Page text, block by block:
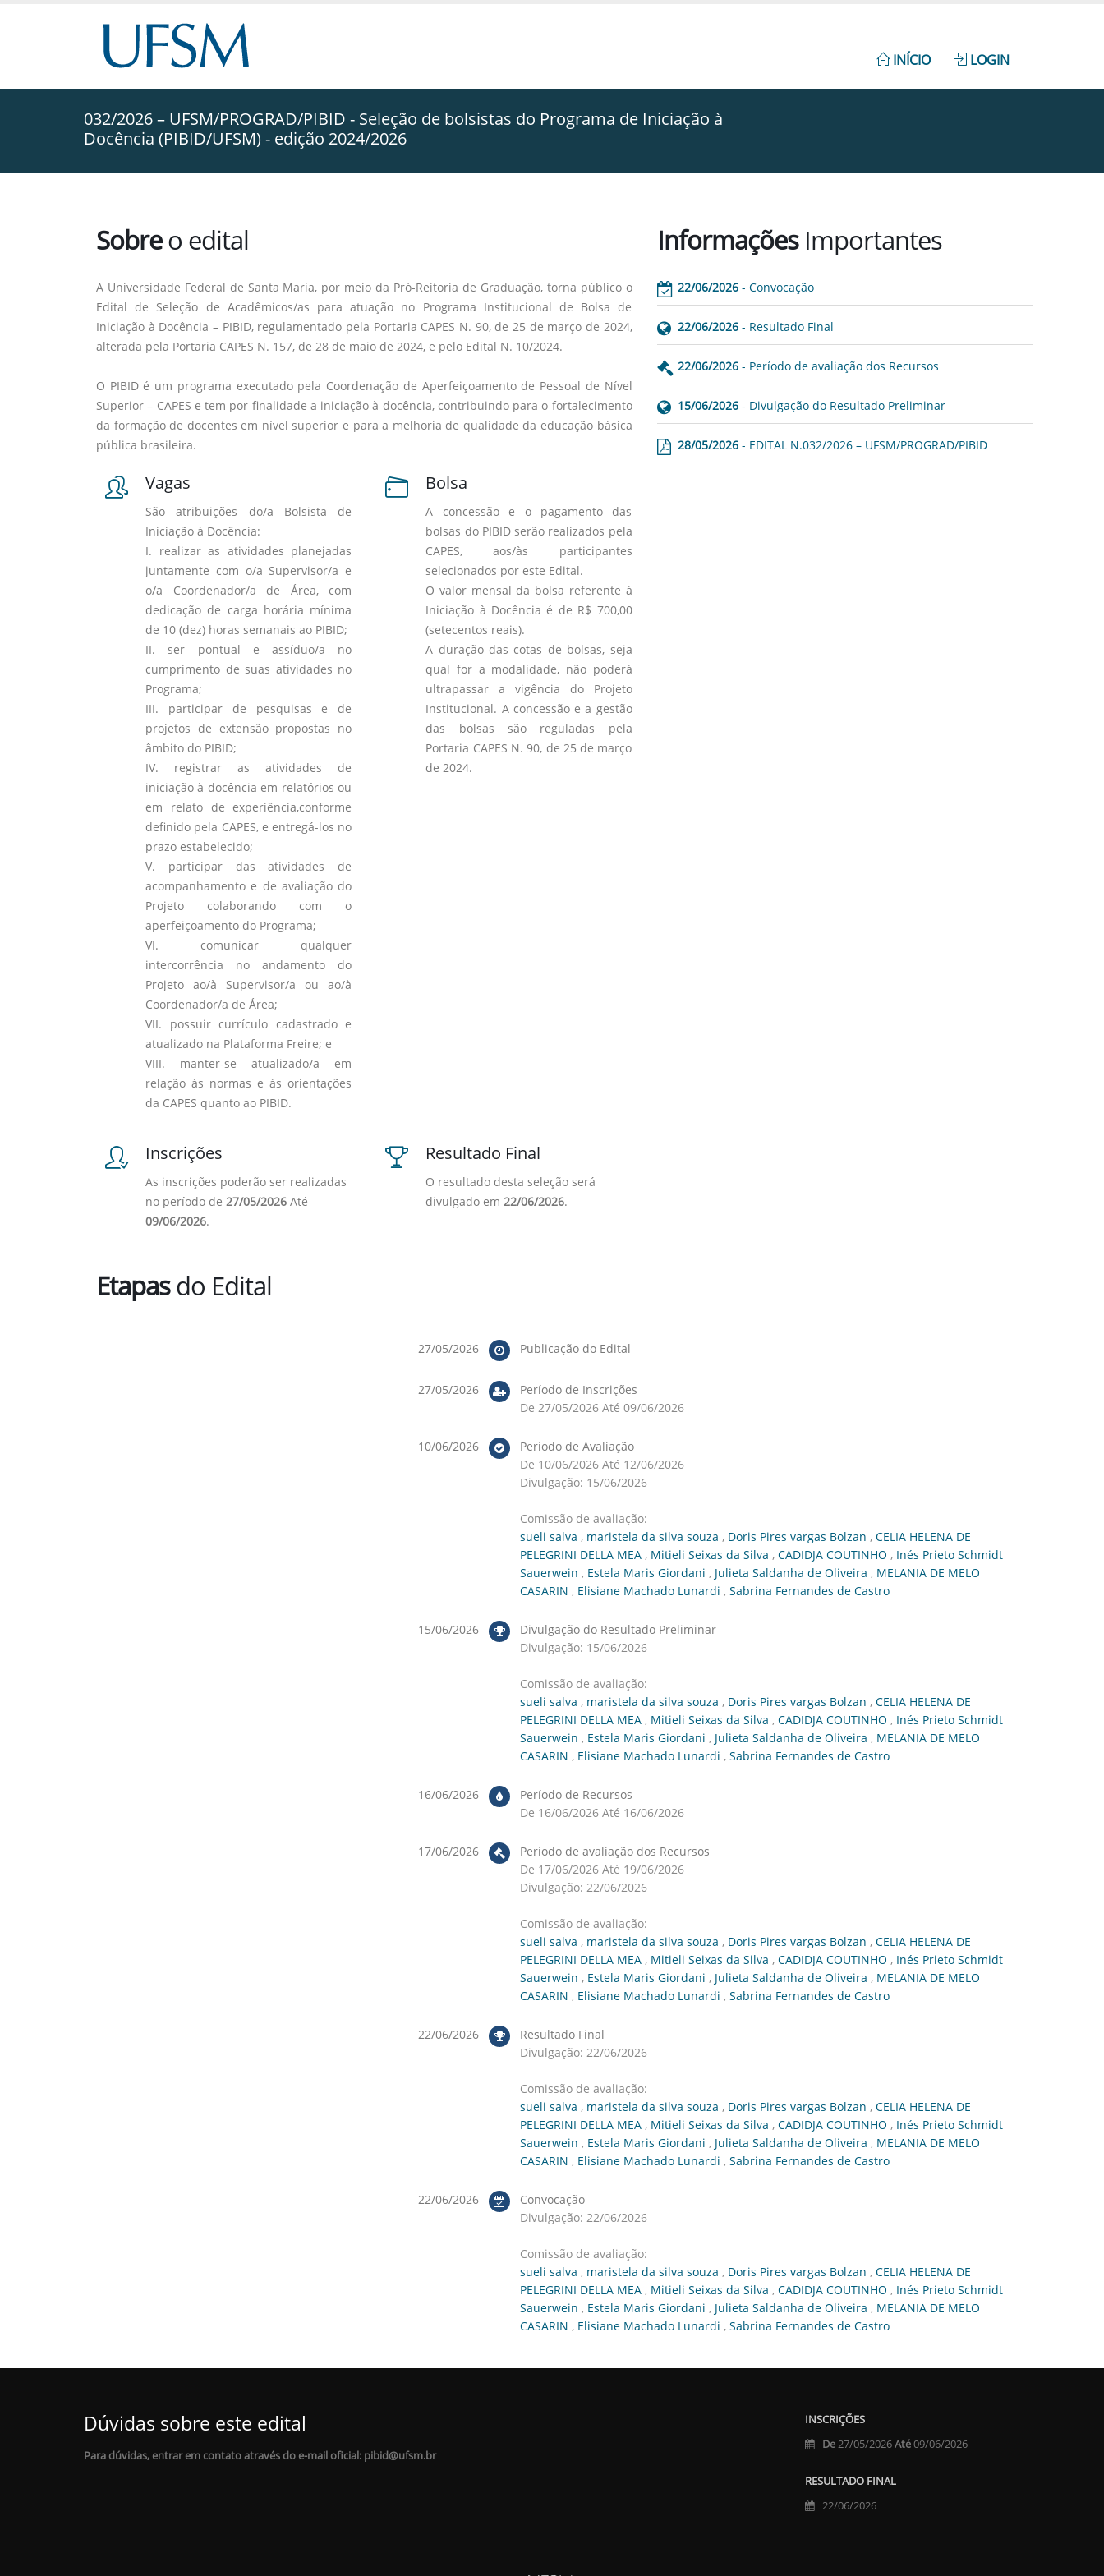
INÍCIO LOGIN
032/2026 – UFSM/PROGRAD/PIBID - Seleção de bolsistas do Programa de Iniciação à
Docência (PIBID/UFSM) - edição 2024/2026
Sobreo edital
A Universidade Federal de Santa Maria, por meio da Pró-Reitoria de Graduação, torna público o
Edital de Seleção de Acadêmicos/as para atuação no Programa Institucional de Bolsa de
Iniciação à Docência – PIBID, regulamentado pela Portaria CAPES N. 90, de 25 de março de 2024,
alterada pela Portaria CAPES N. 157, de 28 de maio de 2024, e pelo Edital N. 10/2024.
O PIBID é um programa executado pela Coordenação de Aperfeiçoamento de Pessoal de Nível
Superior – CAPES e tem por finalidade a iniciação à docência, contribuindo para o fortalecimento
da formação de docentes em nível superior e para a melhoria de qualidade da educação básica
pública brasileira.
Vagas
São atribuições do/a Bolsista de
Iniciação à Docência:
I. realizar as atividades planejadas
juntamente com o/a Supervisor/a e
o/a Coordenador/a de Área, com
dedicação de carga horária mínima
de 10 (dez) horas semanais ao PIBID;
II. ser pontual e assíduo/a no
cumprimento de suas atividades no
Programa;
III. participar de pesquisas e de
projetos de extensão propostas no
âmbito do PIBID;
IV. registrar as atividades de
iniciação à docência em relatórios ou
em relato de experiência,conforme
definido pela CAPES, e entregá-los no
prazo estabelecido;
V. participar das atividades de
acompanhamento e de avaliação do
Projeto colaborando com o
aperfeiçoamento do Programa;
VI. comunicar qualquer
intercorrência no andamento do
Projeto ao/à Supervisor/a ou ao/à
Coordenador/a de Área;
VII. possuir currículo cadastrado e
atualizado na Plataforma Freire; e
VIII. manter-se atualizado/a em
relação às normas e às orientações
da CAPES quanto ao PIBID.
Bolsa
A concessão e o pagamento das
bolsas do PIBID serão realizados pela
CAPES, aos/às participantes
selecionados por este Edital.
O valor mensal da bolsa referente à
Iniciação à Docência é de R$ 700,00
(setecentos reais).
A duração das cotas de bolsas, seja
qual for a modalidade, não poderá
ultrapassar a vigência do Projeto
Institucional. A concessão e a gestão
das bolsas são reguladas pela
Portaria CAPES N. 90, de 25 de março
de 2024.
Inscrições
As inscrições poderão ser realizadas
no período de 27/05/2026 Até
09/06/2026.
Resultado Final
O resultado desta seleção será
divulgado em22/06/2026.
InformaçõesImportantes
22/06/2026- Convocação
22/06/2026- Resultado Final
22/06/2026- Período de avaliação dos Recursos
15/06/2026- Divulgação do Resultado Preliminar
28/05/2026- EDITAL N.032/2026 – UFSM/PROGRAD/PIBID
Etapasdo Edital
27/05/2026 Publicação do Edital
27/05/2026
Período de Inscrições
De 27/05/2026 Até 09/06/2026
10/06/2026
Período de Avaliação
De 10/06/2026 Até 12/06/2026
Divulgação: 15/06/2026
Comissão de avaliação:
sueli salva , maristela da silva souza , Doris Pires vargas Bolzan , CELIA HELENA DE
PELEGRINI DELLA MEA , Mitieli Seixas da Silva , CADIDJA COUTINHO , Inés Prieto Schmidt
Sauerwein , Estela Maris Giordani , Julieta Saldanha de Oliveira , MELANIA DE MELO
CASARIN , Elisiane Machado Lunardi , Sabrina Fernandes de Castro
15/06/2026
Divulgação do Resultado Preliminar
Divulgação: 15/06/2026
Comissão de avaliação:
sueli salva , maristela da silva souza , Doris Pires vargas Bolzan , CELIA HELENA DE
PELEGRINI DELLA MEA , Mitieli Seixas da Silva , CADIDJA COUTINHO , Inés Prieto Schmidt
Sauerwein , Estela Maris Giordani , Julieta Saldanha de Oliveira , MELANIA DE MELO
CASARIN , Elisiane Machado Lunardi , Sabrina Fernandes de Castro
16/06/2026
Período de Recursos
De 16/06/2026 Até 16/06/2026
17/06/2026
Período de avaliação dos Recursos
De 17/06/2026 Até 19/06/2026
Divulgação: 22/06/2026
Comissão de avaliação:
sueli salva , maristela da silva souza , Doris Pires vargas Bolzan , CELIA HELENA DE
PELEGRINI DELLA MEA , Mitieli Seixas da Silva , CADIDJA COUTINHO , Inés Prieto Schmidt
Sauerwein , Estela Maris Giordani , Julieta Saldanha de Oliveira , MELANIA DE MELO
CASARIN , Elisiane Machado Lunardi , Sabrina Fernandes de Castro
22/06/2026
Resultado Final
Divulgação: 22/06/2026
Comissão de avaliação:
sueli salva , maristela da silva souza , Doris Pires vargas Bolzan , CELIA HELENA DE
PELEGRINI DELLA MEA , Mitieli Seixas da Silva , CADIDJA COUTINHO , Inés Prieto Schmidt
Sauerwein , Estela Maris Giordani , Julieta Saldanha de Oliveira , MELANIA DE MELO
CASARIN , Elisiane Machado Lunardi , Sabrina Fernandes de Castro
22/06/2026
Convocação
Divulgação: 22/06/2026
Comissão de avaliação:
sueli salva , maristela da silva souza , Doris Pires vargas Bolzan , CELIA HELENA DE
PELEGRINI DELLA MEA , Mitieli Seixas da Silva , CADIDJA COUTINHO , Inés Prieto Schmidt
Sauerwein , Estela Maris Giordani , Julieta Saldanha de Oliveira , MELANIA DE MELO
CASARIN , Elisiane Machado Lunardi , Sabrina Fernandes de Castro
Dúvidas sobre este edital
Para dúvidas, entrar em contato através do e-mail oficial: pibid@ufsm.br
INSCRIÇÕES
De27/05/2026Até09/06/2026
RESULTADO FINAL
22/06/2026